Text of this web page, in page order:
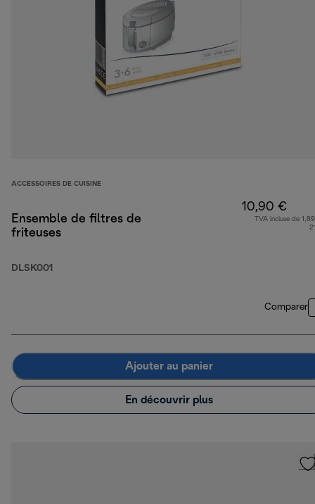
ACCESSOIRES DE CUISINE
Ensemble de filtres de
friteuses
DLSK001
10,90 €
TVA incluse de
Comparer
Ajouter au panier
En découvrir plus